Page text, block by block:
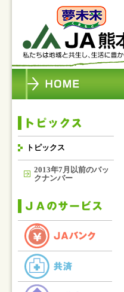
トピックス
2013年7月以前のバッ
クナンバー